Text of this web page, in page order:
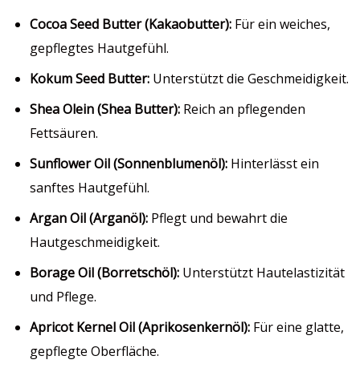
Cocoa Seed Butter (Kakaobutter): Für ein weiches,
gepflegtes Hautgefühl.
Kokum Seed Butter: Unterstützt die Geschmeidigkeit.
Shea Olein (Shea Butter): Reich an pflegenden
Fettsäuren.
Sunflower Oil (Sonnenblumenöl): Hinterlässt ein
sanftes Hautgefühl.
Argan Oil (Arganöl): Pflegt und bewahrt die
Hautgeschmeidigkeit.
Borage Oil (Borretschöl): Unterstützt Hautelastizität
und Pflege.
Apricot Kernel Oil (Aprikosenkernöl): Für eine glatte,
gepflegte Oberfläche.